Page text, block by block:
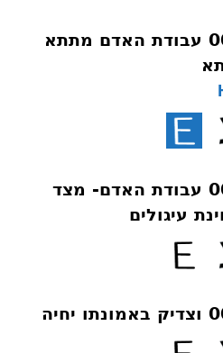
בלבבי-ח 003 עבודת האדם מתתא
בלבבי-ח 004 עבודת האדם- מצד
עיגולים